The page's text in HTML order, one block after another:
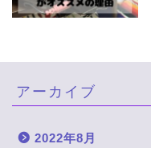
アーカイブ
2022年8月